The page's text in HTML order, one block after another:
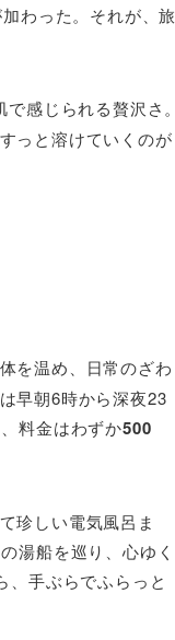
わった。それが、旅
感じられる贅沢さ。
っと溶けていくのが
を温め、日常のざわ
早朝6時から深夜23
料金はわずか500
珍しい電気風呂ま
湯船を巡り、心ゆく
、手ぶらでふらっと